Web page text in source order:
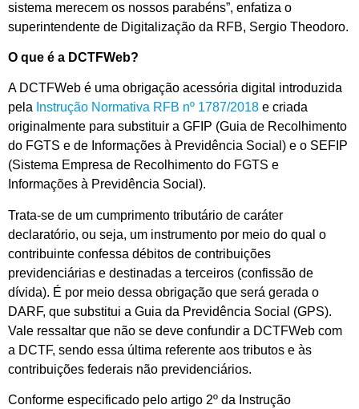
sistema merecem os nossos parabéns”, enfatiza o
superintendente de Digitalização da RFB, Sergio Theodoro.
O que é a DCTFWeb?
A DCTFWeb é uma obrigação acessória digital introduzida
pela Instrução Normativa RFB nº 1787/2018 e criada
originalmente para substituir a GFIP (Guia de Recolhimento
do FGTS e de Informações à Previdência Social) e o SEFIP
(Sistema Empresa de Recolhimento do FGTS e
Informações à Previdência Social).
Trata-se de um cumprimento tributário de caráter
declaratório, ou seja, um instrumento por meio do qual o
contribuinte confessa débitos de contribuições
previdenciárias e destinadas a terceiros (confissão de
dívida). É por meio dessa obrigação que será gerada o
DARF, que substitui a Guia da Previdência Social (GPS).
Vale ressaltar que não se deve confundir a DCTFWeb com
a DCTF, sendo essa última referente aos tributos e às
contribuições federais não previdenciários.
Conforme especificado pelo artigo 2º da Instrução